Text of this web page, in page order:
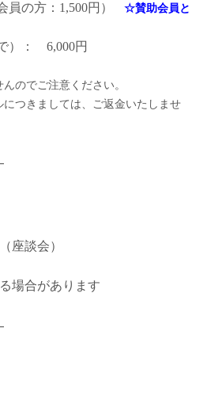
員の方：1,500円）
☆賛助会員と
）： 6,000円
のでご注意ください。
つきましては、ご返金いたしませ
座談会）
場合があります